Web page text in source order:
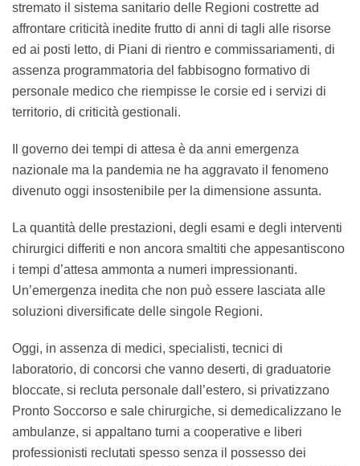
stremato il sistema sanitario delle Regioni costrette ad
affrontare criticità inedite frutto di anni di tagli alle risorse
ed ai posti letto, di Piani di rientro e commissariamenti, di
assenza programmatoria del fabbisogno formativo di
personale medico che riempisse le corsie ed i servizi di
territorio, di criticità gestionali.
Il governo dei tempi di attesa è da anni emergenza
nazionale ma la pandemia ne ha aggravato il fenomeno
divenuto oggi insostenibile per la dimensione assunta.
La quantità delle prestazioni, degli esami e degli interventi
chirurgici differiti e non ancora smaltiti che appesantiscono
i tempi d’attesa ammonta a numeri impressionanti.
Un’emergenza inedita che non può essere lasciata alle
soluzioni diversificate delle singole Regioni.
Oggi, in assenza di medici, specialisti, tecnici di
laboratorio, di concorsi che vanno deserti, di graduatorie
bloccate, si recluta personale dall’estero, si privatizzano
Pronto Soccorso e sale chirurgiche, si demedicalizzano le
ambulanze, si appaltano turni a cooperative e liberi
professionisti reclutati spesso senza il possesso dei